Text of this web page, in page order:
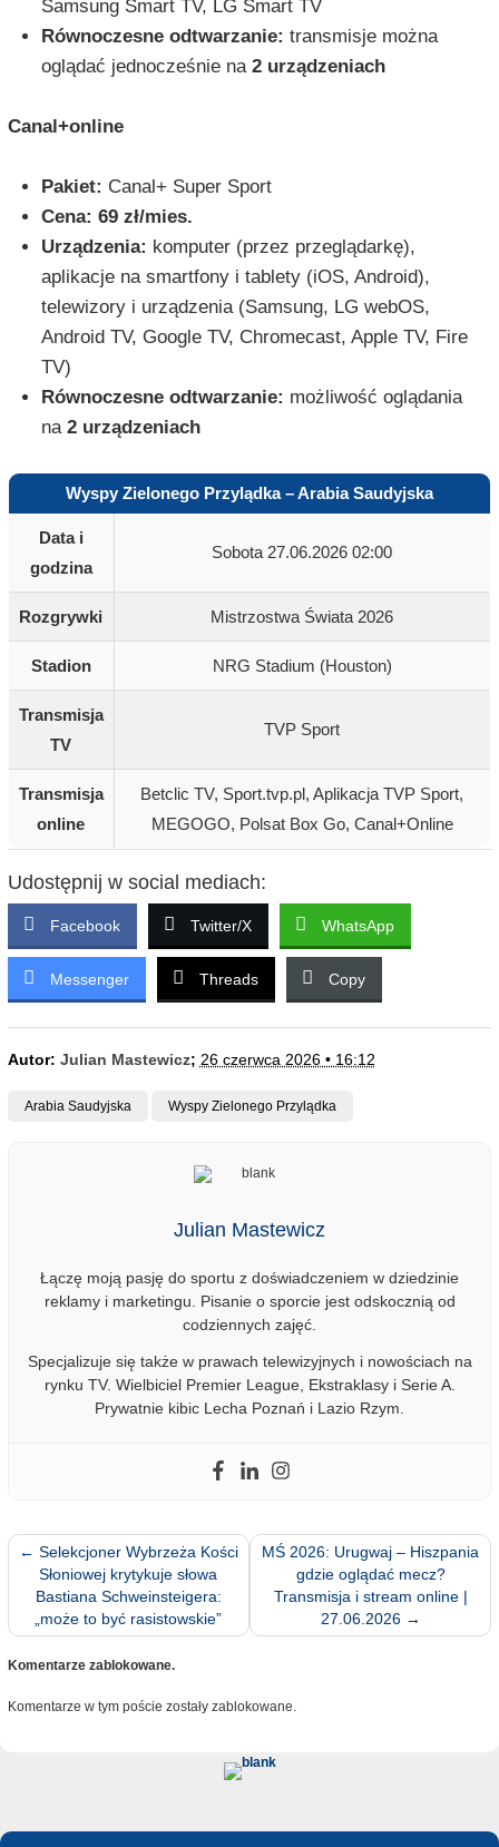
Samsung Smart TV, LG Smart TV
Równoczesne odtwarzanie: transmisje można
oglądać jednocześnie na 2 urządzeniach
Canal+online
Pakiet: Canal+ Super Sport
Cena: 69 zł/mies.
Urządzenia: komputer (przez przeglądarkę),
aplikacje na smartfony i tablety (iOS, Android),
telewizory i urządzenia (Samsung, LG webOS,
Android TV, Google TV, Chromecast, Apple TV, Fire
TV)
Równoczesne odtwarzanie: możliwość oglądania
na 2 urządzeniach
Wyspy Zielonego Przylądka – Arabia Saudyjska
Data i
godzina
Sobota 27.06.2026 02:00
Rozgrywki Mistrzostwa Świata 2026
Stadion NRG Stadium (Houston)
Transmisja
TV
TVP Sport
Transmisja
online
Betclic TV, Sport.tvp.pl, Aplikacja TVP Sport,
MEGOGO, Polsat Box Go, Canal+Online
Udostępnij w social mediach:
Facebook Twitter/X WhatsApp
Messenger Threads Copy
Autor: Julian Mastewicz; 26 czerwca 2026 • 16:12
Arabia Saudyjska Wyspy Zielonego Przylądka
Julian Mastewicz
Łączę moją pasję do sportu z doświadczeniem w dziedzinie
reklamy i marketingu. Pisanie o sporcie jest odskocznią od
codziennych zajęć.
Specjalizuje się także w prawach telewizyjnych i nowościach na
rynku TV. Wielbiciel Premier League, Ekstraklasy i Serie A.
Prywatnie kibic Lecha Poznań i Lazio Rzym.
← Selekcjoner Wybrzeża Kości
Słoniowej krytykuje słowa
Bastiana Schweinsteigera:
„może to być rasistowskie”
MŚ 2026: Urugwaj – Hiszpania
gdzie oglądać mecz?
Transmisja i stream online |
27.06.2026 →
Komentarze zablokowane.
Komentarze w tym poście zostały zablokowane.